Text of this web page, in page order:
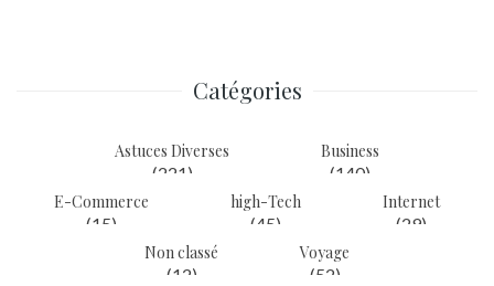
Catégories
Astuces Diverses
(221)
Business
(140)
E-Commerce
(15)
high-Tech
(45)
Internet
(29)
Non classé
(12)
Voyage
(52)